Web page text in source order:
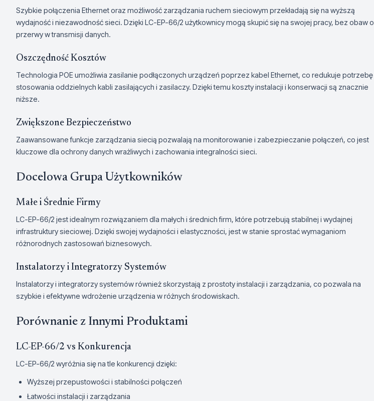
Szybkie połączenia Ethernet oraz możliwość zarządzania ruchem sieciowym przekładają się na wyższą
wydajność i niezawodność sieci. Dzięki LC-EP-66/2 użytkownicy mogą skupić się na swojej pracy, bez obaw o
przerwy w transmisji danych.
Oszczędność Kosztów
Technologia POE umożliwia zasilanie podłączonych urządzeń poprzez kabel Ethernet, co redukuje potrzebę
stosowania oddzielnych kabli zasilających i zasilaczy. Dzięki temu koszty instalacji i konserwacji są znacznie
niższe.
Zwiększone Bezpieczeństwo
Zaawansowane funkcje zarządzania siecią pozwalają na monitorowanie i zabezpieczanie połączeń, co jest
kluczowe dla ochrony danych wrażliwych i zachowania integralności sieci.
Docelowa Grupa Użytkowników
Małe i Średnie Firmy
LC-EP-66/2 jest idealnym rozwiązaniem dla małych i średnich firm, które potrzebują stabilnej i wydajnej
infrastruktury sieciowej. Dzięki swojej wydajności i elastyczności, jest w stanie sprostać wymaganiom
różnorodnych zastosowań biznesowych.
Instalatorzy i Integratorzy Systemów
Instalatorzy i integratorzy systemów również skorzystają z prostoty instalacji i zarządzania, co pozwala na
szybkie i efektywne wdrożenie urządzenia w różnych środowiskach.
Porównanie z Innymi Produktami
LC-EP-66/2 vs Konkurencja
LC-EP-66/2 wyróżnia się na tle konkurencji dzięki:
Wyższej przepustowości i stabilności połączeń
Łatwości instalacji i zarządzania